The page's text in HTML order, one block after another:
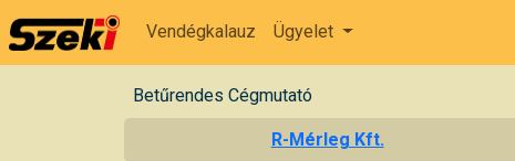
Vendégkalauz Ügyelet
Betűrendes Cégmutató
R-Mérleg Kft.